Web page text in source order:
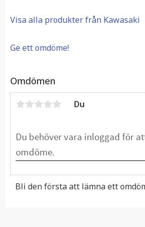
Visa alla produkter från Kawasaki
Ge ett omdöme!
Omdömen
Du
Bli den första att lämna ett